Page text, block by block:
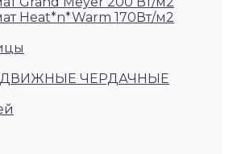
Heat*n*Warm 170Вт/м2
ЧЕРДАЧНЫЕ